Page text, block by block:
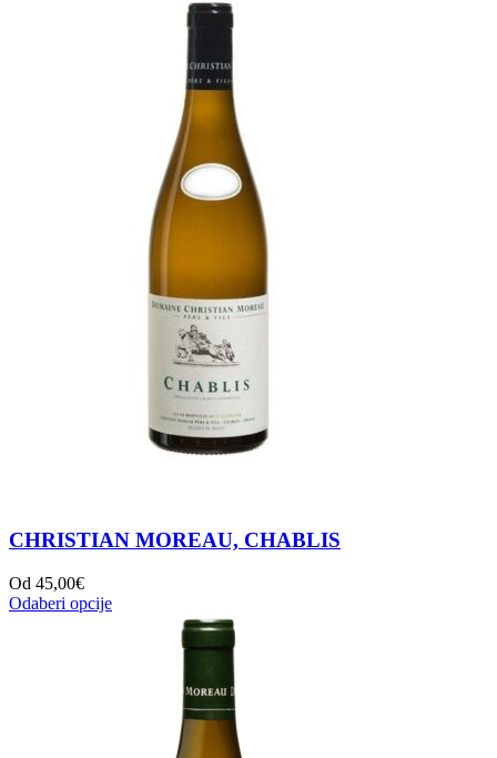
CHRISTIAN MOREAU, CHABLIS
Od 45,00€
Odaberi opcije